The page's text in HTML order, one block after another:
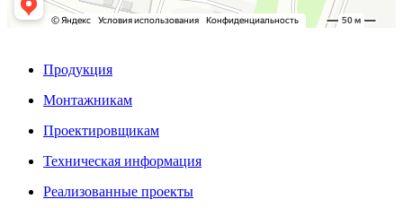
Продукция
Монтажникам
Проектировщикам
Техническая информация
Реализованные проекты